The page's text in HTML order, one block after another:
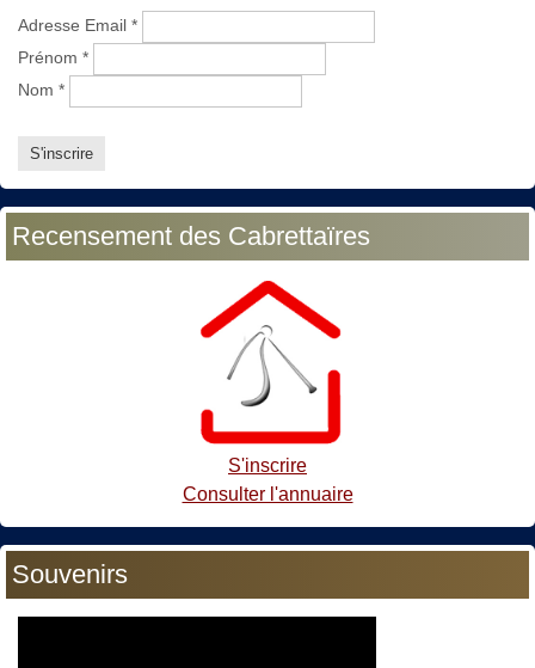
Adresse Email *
Prénom *
Nom *
Recensement des Cabrettaïres
S'inscrire
Consulter l'annuaire
Souvenirs